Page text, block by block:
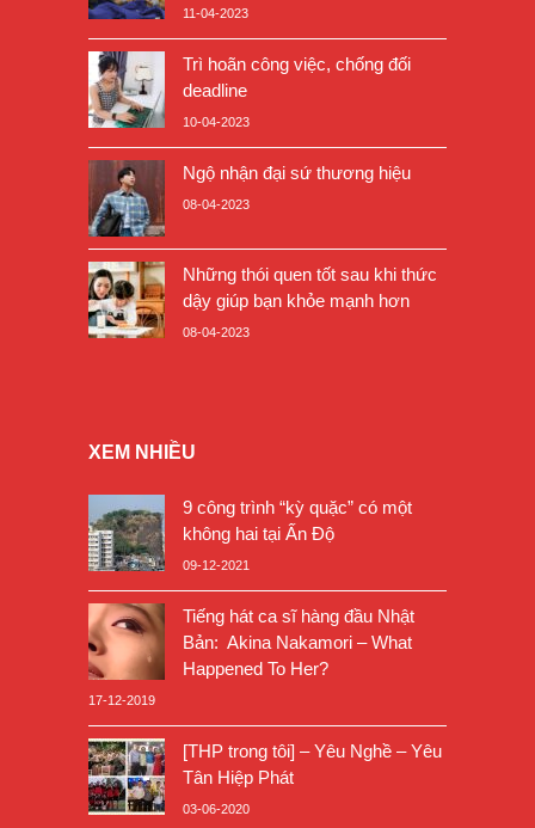
11-04-2023
Trì hoãn công việc, chống đối
deadline
10-04-2023
Ngộ nhận đại sứ thương hiệu
08-04-2023
Những thói quen tốt sau khi thức
dậy giúp bạn khỏe mạnh hơn
08-04-2023
XEM NHIỀU
9 công trình “kỳ quặc” có một
không hai tại Ấn Độ
09-12-2021
Tiếng hát ca sĩ hàng đầu Nhật
Bản: Akina Nakamori – What
Happened To Her?
17-12-2019
[THP trong tôi] – Yêu Nghề – Yêu
Tân Hiệp Phát
03-06-2020